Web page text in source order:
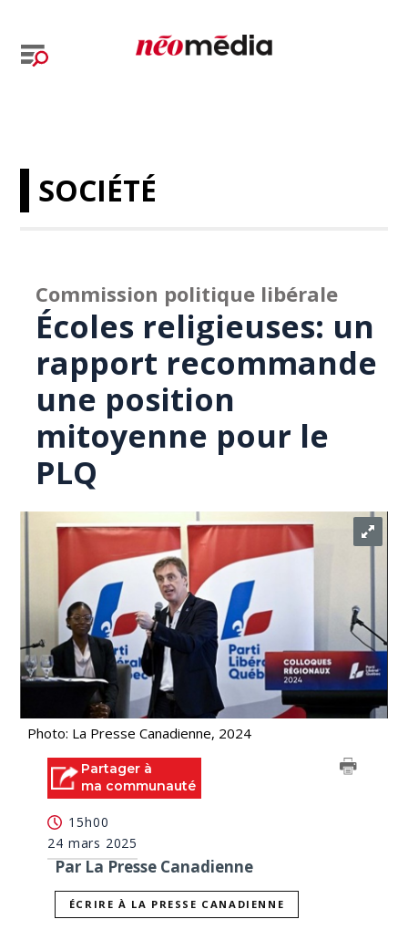
SOCIÉTÉ
Commission politique libérale
Écoles religieuses: un
rapport recommande
une position
mitoyenne pour le
PLQ
Photo: La Presse Canadienne, 2024
Partager à
ma communauté
15h00
24 mars 2025
Par La Presse Canadienne
ÉCRIRE À LA PRESSE CANADIENNE